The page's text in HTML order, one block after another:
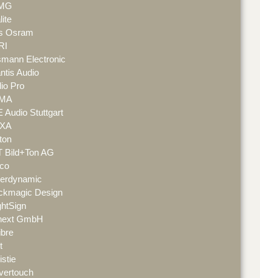
Osram
Electronic
Audio
Pro
Audio Stuttgart
Bild+Ton AG
Design
GmbH